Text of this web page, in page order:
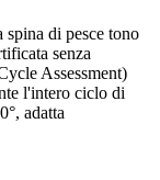
di pesce tono
senza
Assessment)
l'intero ciclo di
adatta